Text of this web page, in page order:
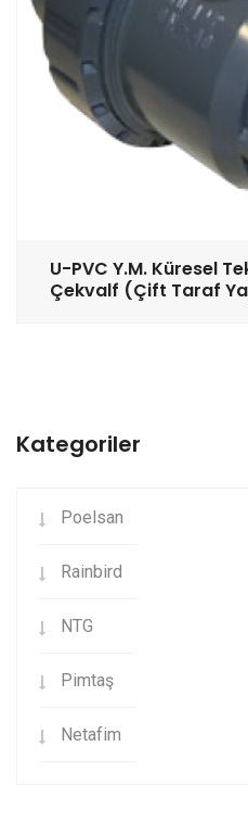
U-PVC Y.M. Küresel
Çekvalf (Çift Taraf
Kategoriler
Poelsan
Rainbird
NTG
Pimtaş
Netafim